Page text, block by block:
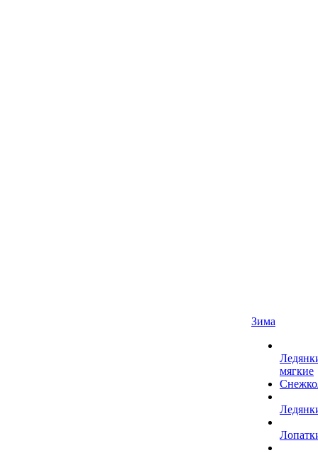
Зима
мягкие